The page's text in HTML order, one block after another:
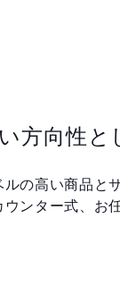
方向性と
ルの高い商品と
ウンター式、お